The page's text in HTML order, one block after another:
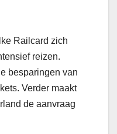
Railcard zich
reizen.
besparingen van
Verder maakt
de aanvraag